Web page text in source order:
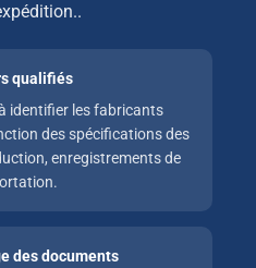
qualifiés
identifier les fabricants
des spécifications des
enregistrements de
des documents